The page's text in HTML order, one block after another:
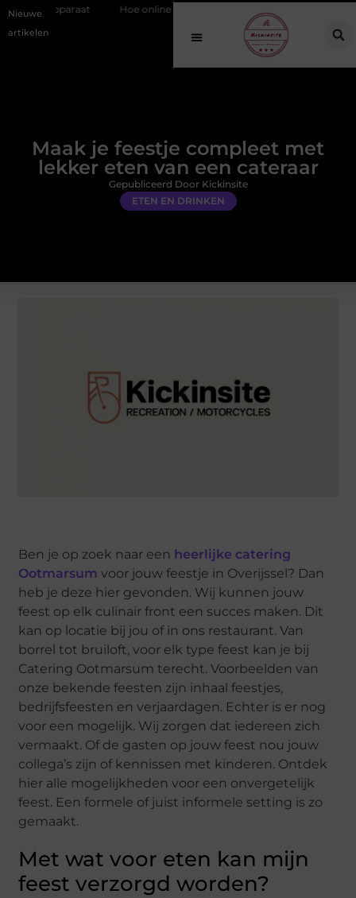
Nieuwe
artikelen
Hoe online vindbaarheid verandert in 2026
Maak je feestje compleet met
lekker eten van een cateraar
ETEN EN DRINKEN
Gepubliceerd Door Kickinsite
Ben je op zoek naar een heerlijke catering
Ootmarsum voor jouw feestje in Overijssel? Dan
heb je deze hier gevonden. Wij kunnen jouw
feest op elk culinair front een succes maken. Dit
kan op locatie bij jou of in ons restaurant. Van
borrel tot bruiloft, voor elk type feest kan je bij
Catering Ootmarsum terecht. Voorbeelden van
onze bekende feesten zijn inhaal feestjes,
bedrijfsfeesten en verjaardagen. Echter is er nog
voor een mogelijk. Wij zorgen dat iedereen zich
vermaakt. Of de gasten op jouw feest nou jouw
collega’s zijn of kennissen met kinderen. Ontdek
hier alle mogelijkheden voor een onvergetelijk
feest. Een formele of juist informele setting is zo
gemaakt.
Met wat voor eten kan mijn
feest verzorgd worden?